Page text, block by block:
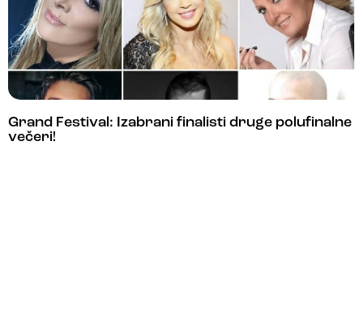
Grand Festival: Izabrani finalisti druge polufinalne
večeri!